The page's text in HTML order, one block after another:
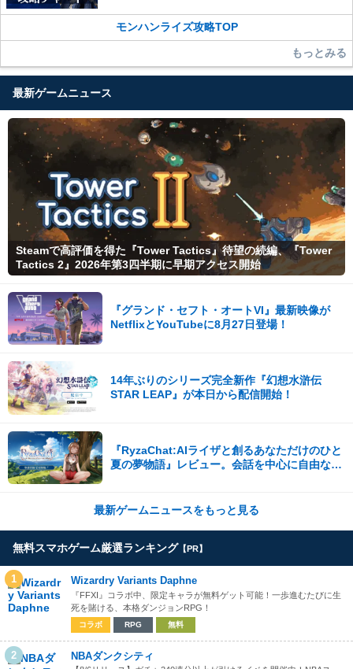
モンハンライズ攻略TOP
もっとみる
最新ゲームニュース
Steamで高評価を得た『Tower Tactics』待望の続編、『Tower
Tactics 2』2026年第3四半期に早期アクセス開始
『グランド・セフト・オートVI』最新映像が
NetflixとYouTubeに8月27日登場！
14年ぶりのシリーズ完全新作『幻想水滸伝
STAR LEAP』が本日から配信開始！
『RyzaChat:AIライザと創るあなただけのひと
夏の夢物語』レビュー。会話を中心に自由な冒
最新ゲームニュースをもっと見る
無料スマホゲーム厳選ランキング 【PR】
1 Wizardry Variants Daphne
『FFXI』コラボ中、限定キャラが無料ゲット可能！一歩進むたびに生
死を賭ける、本格ダンジョンRPG！
コラボ RPG 無料
2 NBAダンクシティ